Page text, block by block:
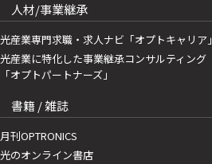
人材/事業継承
光産業専門求職・求人ナビ「オプトキャリア」
光産業に特化した事業継承コンサルティング
「オプトパートナーズ」
書籍 / 雑誌
月刊OPTRONICS
光のオンライン書店